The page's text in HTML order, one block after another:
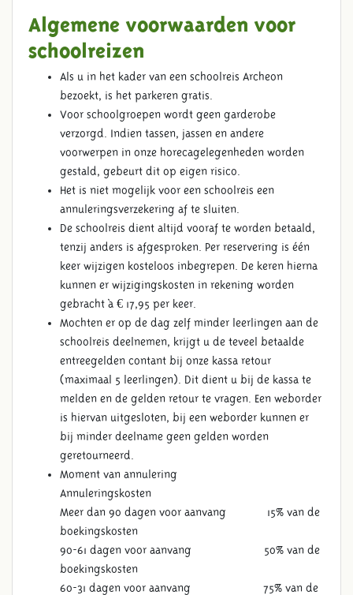
Algemene voorwaarden voor
schoolreizen
Als u in het kader van een schoolreis Archeon
bezoekt, is het parkeren gratis.
Voor schoolgroepen wordt geen garderobe
verzorgd. Indien tassen, jassen en andere
voorwerpen in onze horecagelegenheden worden
gestald, gebeurt dit op eigen risico.
Het is niet mogelijk voor een schoolreis een
annuleringsverzekering af te sluiten.
De schoolreis dient altijd vooraf te worden betaald,
tenzij anders is afgesproken. Per reservering is één
keer wijzigen kosteloos inbegrepen. De keren hierna
kunnen er wijzigingskosten in rekening worden
gebracht à € 17,95 per keer.
Mochten er op de dag zelf minder leerlingen aan de
schoolreis deelnemen, krijgt u de teveel betaalde
entreegelden contant bij onze kassa retour
(maximaal 5 leerlingen). Dit dient u bij de kassa te
melden en de gelden retour te vragen. Een weborder
is hiervan uitgesloten, bij een weborder kunnen er
bij minder deelname geen gelden worden
geretourneerd.
Moment van annulering
Annuleringskosten
Meer dan 90 dagen voor aanvang 15% van de
boekingskosten
90-61 dagen voor aanvang 50% van de
boekingskosten
60-31 dagen voor aanvang 75% van de